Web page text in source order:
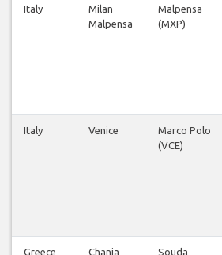
Italy
Milan
Malpensa
Malpensa
(MXP)
Italy Venice
Marco Polo
(VCE)
Greece Chania
Souda